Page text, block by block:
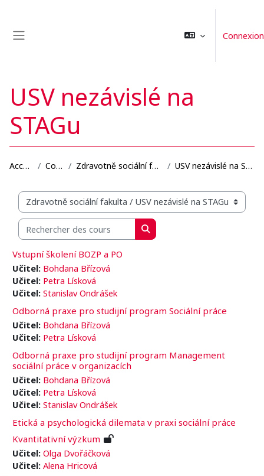
Connexion
USV nezávislé na
STAGu
Accueil Cours Zdravotně sociální fakulta USV nezávislé na STAGu
Catégories de cours
Rechercher des cours
Rechercher des cours
Vstupní školení BOZP a PO
Učitel: Bohdana Břízová
Učitel: Petra Lísková
Učitel: Stanislav Ondrášek
Odborná praxe pro studijní program Sociální práce
Učitel: Bohdana Břízová
Učitel: Petra Lísková
Odborná praxe pro studijní program Management
sociální práce v organizacích
Učitel: Bohdana Břízová
Učitel: Petra Lísková
Učitel: Stanislav Ondrášek
Etická a psychologická dilemata v praxi sociální práce
Kvantitativní výzkum
Učitel: Olga Dvořáčková
Učitel: Alena Hricová